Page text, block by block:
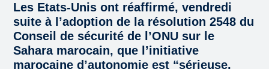
Les Etats-Unis ont réaffirmé, vendredi
suite à l’adoption de la résolution 2548 du
Conseil de sécurité de l’ONU sur le
Sahara marocain, que l’initiative
marocaine d’autonomie est “sérieuse,